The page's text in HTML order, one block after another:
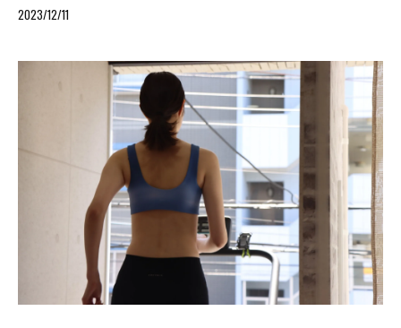
2023/12/11